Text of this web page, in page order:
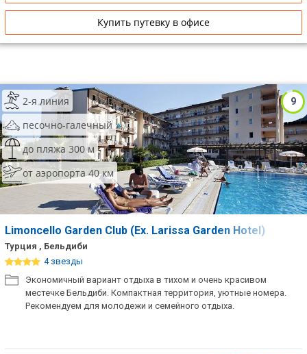
Купить путевку в офисе
9
2-я линия
песочно-галечный
до пляжа 300 м
от аэропорта 40 км
Limoncello Garden Club (Ex. Larissa Garden Hotel)
Турция , Бельдиби
4 звезды
Экономичный вариант отдыха в тихом и очень красивом
местечке Бельдиби. Компактная территория, уютные номера.
Рекомендуем для молодежи и семейного отдыха.
Сетевые отели Вьетнама
Сетевые отели Бали
Сетевые отели Сейшел
Сетевые отели Маврикия